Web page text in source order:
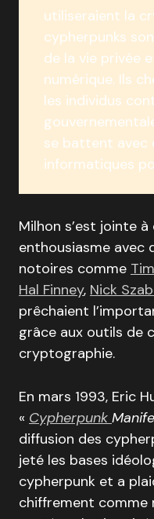
utiliseraient la
cypherpunks
de la vie privée
numérique. Ils
les individus
se battent avec
informatiques
Milhon s’est jointe
enthousiasme avec
notoires comme
Hal Finney, Nick
prêchaient
grâce aux outils de
cryptographie.
En mars 1993, Eric
« Cypherpunk
diffusion des
jeté les bases
cypherpunk et a
chiffrement comme